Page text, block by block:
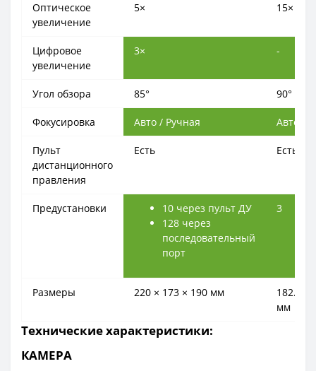
Оптическое
увеличение
5× 15×
Цифровое
увеличение
3× -
Угол обзора 85° 90°
Фокусировка Авто / Ручная
Пульт
дистанционного
правления
Есть Есть
Предустановки
10 через пульт ДУ
128 через
последовательный
порт
3
Размеры 220 × 173 × 190 мм
182.5 ×
мм
Технические характеристики:
КАМЕРА